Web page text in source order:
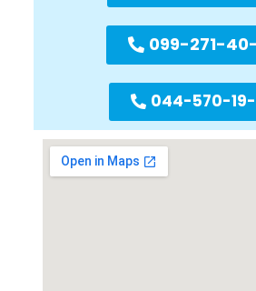
099-271-
044-570-